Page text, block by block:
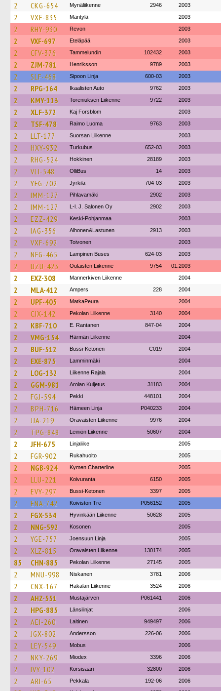
2 CKG-654 Mynäliikenne 2946 2003
2 VXF-835 Mäntylä 2003
2 RHY-930 Revon 2003
2 VXF-697 Eteläpää 2003
2 CFV-376 Tammelundin 102432 2003
2 ZJM-781 Henriksson 9789 2003
2 SLF-468 Sipoon Linja 600-03 2003
2 RPG-164 Ikaalisten Auto 9762 2003
2 KMY-113 Toreniuksen Liikenne 9722 2003
2 XLF-372 Kaj Forsblom 2003
2 TSF-478 Raimo Luoma 9763 2003
2 LLT-177 Suorsan Liikenne 2003
2 HXY-932 Turkubus 652-03 2003
2 RHG-524 Hokkinen 28189 2003
2 VLI-548 OlliBus 14 2003
2 YFG-702 Jyrkilä 704-03 2003
2 IMM-127 Pihlavamäki 2902 2003
2 IMM-127 L-l. J. Salonen Oy 2902 2003
2 EZZ-429 Keski-Pohjanmaa 2003
2 IAG-356 Alhonen&Lastunen 2913 2003
2 VXF-692 Toivonen 2003
2 NFG-465 Lampinen Buses 624-03 2003
2 UZU-423 Oulaisten Liikenne 9754 01.2003
2 EXZ-308 Mannerkiven Liikenne 2004
2 MLA-412 Ampers 228 2004
2 UPF-405 MatkaPeura 2004
2 CJX-142 Pekolan Liikenne 3140 2004
2 KBF-710 E. Rantanen 847-04 2004
2 VMG-154 Härmän Liikenne 2004
2 BUF-512 Bussi-Ketonen C019 2004
2 EXE-875 Lamminmäki 2004
2 LOG-132 Liikenne Rajala 2004
2 GGM-981 Arolan Kuljetus 31183 2004
2 FGJ-594 Pekki 448101 2004
2 BPH-716 Hämeen Linja P040233 2004
2 JJA-219 Oravaisten Liikenne 9976 2004
2 TPG-848 Leiniön Liikenne 50607 2004
2 JFH-675 Linjaliike 2005
2 FGR-902 Rukahuolto 2005
2 NGB-924 Kymen Charterline 2005
2 LLU-221 Koivuranta 6150 2005
2 EVY-297 Bussi-Ketonen 3397 2005
2 ENA-742 Koiviston Tre P056152 2005
2 FGX-534 Hyvinkään Liikenne 50628 2005
2 NNG-592 Kosonen 2005
2 YGE-757 Joensuun Linja 2005
2 XLZ-815 Oravaisten Liikenne 130174 2005
85 CHN-885 Pekolan Liikenne 27145 2005
2 MNU-998 Niskanen 3781 2006
2 CNX-167 Hakalan Liikenne 3524 2006
2 AHZ-551 Mustajärven P061441 2006
2 HPG-885 Länsilinjat 2006
2 AEI-260 Laitinen 949497 2006
2 JGX-802 Andersson 226-06 2006
2 LEY-549 Mobus 2006
2 NKY-269 Miodex 3396 2006
2 IVY-102 Korsisaari 32800 2006
2 ARI-65 Pekkala 192-06 2006